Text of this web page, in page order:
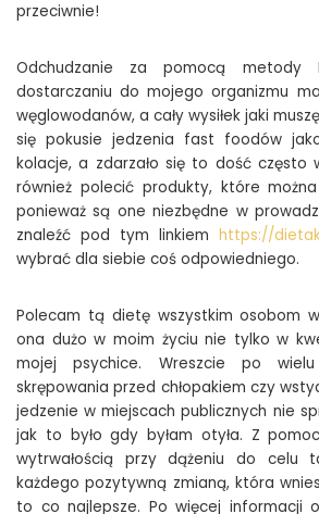
przeciwnie!
Odchudzanie za pomocą metody
dostarczaniu do mojego organizmu
węglowodanów, a cały wysiłek jaki
się pokusie jedzenia fast foodów
kolacje, a zdarzało się to dość często
również polecić produkty, które
ponieważ są one niezbędne w
znaleźć pod tym linkiem https://
wybrać dla siebie coś odpowiedniego.
Polecam tą dietę wszystkim osobom
ona dużo w moim życiu nie tylko w
mojej psychice. Wreszcie po
skrępowania przed chłopakiem czy
jedzenie w miejscach publicznych nie
jak to było gdy byłam otyła. Z
wytrwałością przy dążeniu do celu
każdego pozytywną zmianą, która
to co najlepsze. Po więcej informacji